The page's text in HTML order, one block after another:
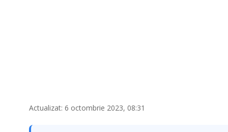
Actualizat: 6 octombrie 2023, 08:31